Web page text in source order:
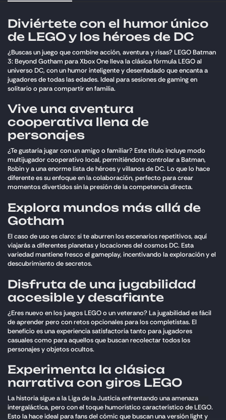
Diviértete con el humor único
de LEGO y los héroes de DC
¿Buscas un juego que combine acción, aventura y risas? LEGO Batman
3: Beyond Gotham para Xbox One lleva la clásica fórmula LEGO al
universo DC, con un humor inteligente y desenfadado que encanta a
jugadores de todas las edades. Ideal para sesiones de gaming en
solitario o para compartir en familia.
Vive una aventura
cooperativa llena de
personajes
¿Te gustaría jugar con un amigo o familiar? Este título incluye modo
multijugador cooperativo local, permitiéndote controlar a Batman,
Robin y a una enorme lista de héroes y villanos de DC. Lo que lo hace
diferente es su enfoque en la colaboración, perfecto para crear
momentos divertidos sin la presión de la competencia directa.
Explora mundos más allá de
Gotham
El caso de uso es claro: si te aburren los escenarios repetitivos, aquí
viajarás a diferentes planetas y locaciones del cosmos DC. Esta
variedad mantiene fresco el gameplay, incentivando la exploración y el
descubrimiento de secretos.
Disfruta de una jugabilidad
accesible y desafiante
¿Eres nuevo en los juegos LEGO o un veterano? La jugabilidad es fácil
de aprender pero con retos opcionales para los completistas. El
beneficio es una experiencia satisfactoria tanto para jugadores
casuales como para aquellos que buscan recolectar todos los
personajes y objetos ocultos.
Experimenta la clásica
narrativa con giros LEGO
La historia sigue a la Liga de la Justicia enfrentando una amenaza
intergaláctica, pero con el toque humorístico característico de LEGO.
Esto la hace ideal para fans del cómic que buscan una versión light y